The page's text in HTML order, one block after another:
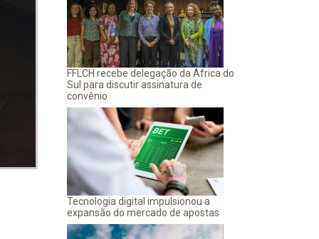
FFLCH recebe delegação da África do
Sul para discutir assinatura de
convênio
Tecnologia digital impulsionou a
expansão do mercado de apostas